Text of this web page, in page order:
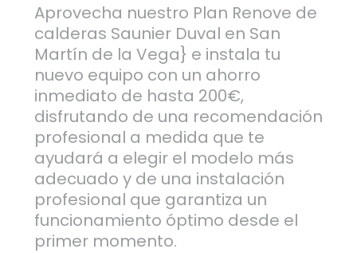
Aprovecha nuestro Plan Renove de
calderas Saunier Duval en San
Martín de la Vega} e instala tu
nuevo equipo con un ahorro
inmediato de hasta 200€,
disfrutando de una recomendación
profesional a medida que te
ayudará a elegir el modelo más
adecuado y de una instalación
profesional que garantiza un
funcionamiento óptimo desde el
primer momento.